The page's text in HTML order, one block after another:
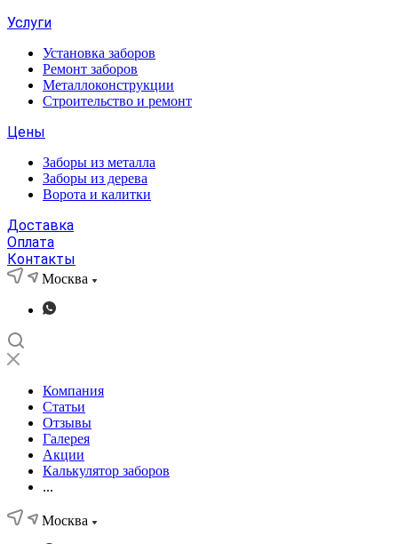
Услуги
Установка заборов
Ремонт заборов
Металлоконструкции
Строительство и ремонт
Цены
Заборы из металла
Заборы из дерева
Ворота и калитки
Доставка
Оплата
Контакты
Москва
Компания
Статьи
Отзывы
Галерея
Акции
Калькулятор заборов
...
Москва